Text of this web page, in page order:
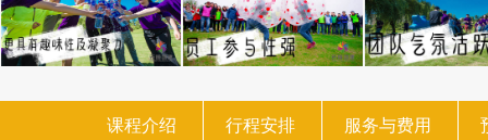
课程介绍 行程安排 服务与费用